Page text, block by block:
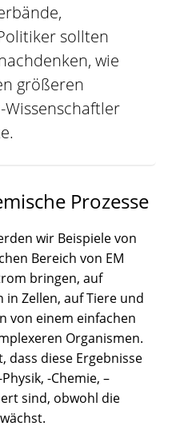
sollten
wie
größeren
Prozesse
wir Beispiele von
Bereich von EM
bringen, auf
Zellen, auf Tiere und
von einem einfachen
Organismen.
dass diese Ergebnisse
-Chemie, –
sind, obwohl die